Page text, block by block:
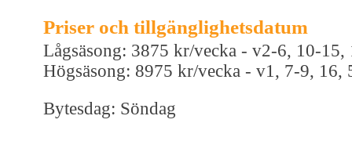
Priser och tillgänglighetsdatum
Lågsäsong: 3875 kr/vecka - v2-6, 10-15,
Högsäsong: 8975 kr/vecka - v1, 7-9, 16,
Bytesdag: Söndag